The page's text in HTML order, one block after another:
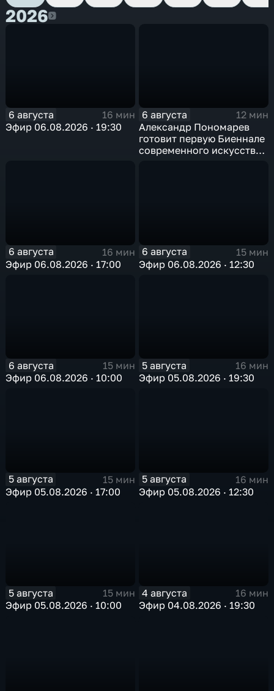
20262026
6 августа
16 мин
Эфир 06.08.2026 · 19:30
6 августа
12 мин
Александр Пономарев
готовит первую Биеннале
современного искусства
6 августа
16 мин
Эфир 06.08.2026 · 17:00
6 августа
15 мин
Эфир 06.08.2026 · 12:30
6 августа
15 мин
Эфир 06.08.2026 · 10:00
5 августа
16 мин
Эфир 05.08.2026 · 19:30
5 августа
15 мин
Эфир 05.08.2026 · 17:00
5 августа
16 мин
Эфир 05.08.2026 · 12:30
5 августа
15 мин
Эфир 05.08.2026 · 10:00
4 августа
16 мин
Эфир 04.08.2026 · 19:30